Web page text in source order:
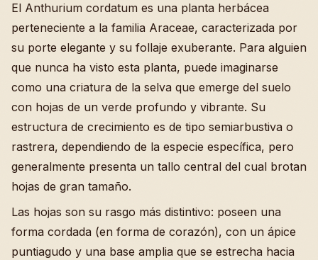
El Anthurium cordatum es una planta herbácea
perteneciente a la familia Araceae, caracterizada por
su porte elegante y su follaje exuberante. Para alguien
que nunca ha visto esta planta, puede imaginarse
como una criatura de la selva que emerge del suelo
con hojas de un verde profundo y vibrante. Su
estructura de crecimiento es de tipo semiarbustiva o
rastrera, dependiendo de la especie específica, pero
generalmente presenta un tallo central del cual brotan
hojas de gran tamaño.
Las hojas son su rasgo más distintivo: poseen una
forma cordada (en forma de corazón), con un ápice
puntiagudo y una base amplia que se estrecha hacia